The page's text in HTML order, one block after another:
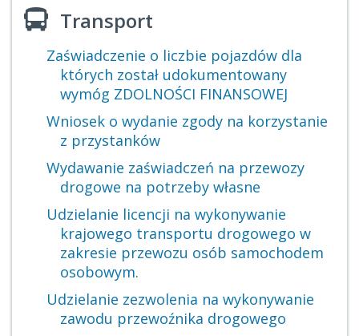
Transport
Zaświadczenie o liczbie pojazdów dla
których został udokumentowany
wymóg ZDOLNOŚCI FINANSOWEJ
Wniosek o wydanie zgody na korzystanie
z przystanków
Wydawanie zaświadczeń na przewozy
drogowe na potrzeby własne
Udzielanie licencji na wykonywanie
krajowego transportu drogowego w
zakresie przewozu osób samochodem
osobowym.
Udzielanie zezwolenia na wykonywanie
zawodu przewoźnika drogowego